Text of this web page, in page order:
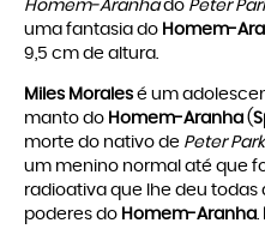
Homem-Aranhado Peter
uma fantasia do Homem-
9,5 cm de altura.
Miles Morales é um
manto do Homem-Aranha (
morte do nativo de Peter
um menino normal até que
radioativa que lhe deu todas
poderes do Homem-Aranha.